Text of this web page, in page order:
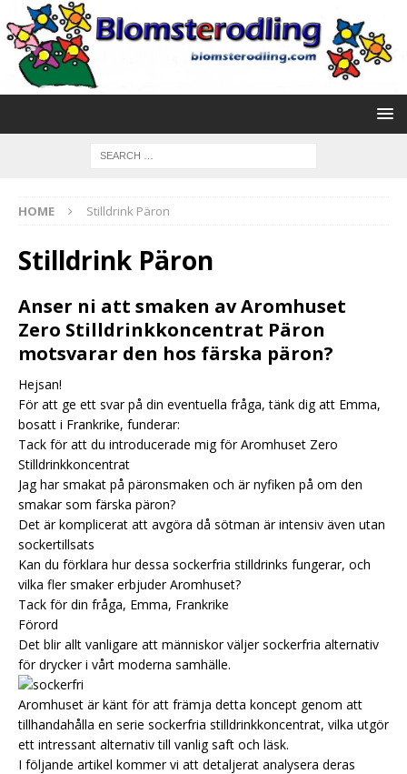
HOME Stilldrink Päron
Stilldrink Päron
Anser ni att smaken av Aromhuset
Zero Stilldrinkkoncentrat Päron
motsvarar den hos färska päron?
Hejsan!
För att ge ett svar på din eventuella fråga, tänk dig att Emma,
bosatt i Frankrike, funderar:
Tack för att du introducerade mig för Aromhuset Zero
Stilldrinkkoncentrat
Jag har smakat på päronsmaken och är nyfiken på om den
smakar som färska päron?
Det är komplicerat att avgöra då sötman är intensiv även utan
sockertillsats
Kan du förklara hur dessa sockerfria stilldrinks fungerar, och
vilka fler smaker erbjuder Aromhuset?
Tack för din fråga, Emma, Frankrike
Förord
Det blir allt vanligare att människor väljer sockerfria alternativ
för drycker i vårt moderna samhälle.
Aromhuset är känt för att främja detta koncept genom att
tillhandahålla en serie sockerfria stilldrinkkoncentrat, vilka utgör
ett intressant alternativ till vanlig saft och läsk.
I följande artikel kommer vi att detaljerat analysera deras